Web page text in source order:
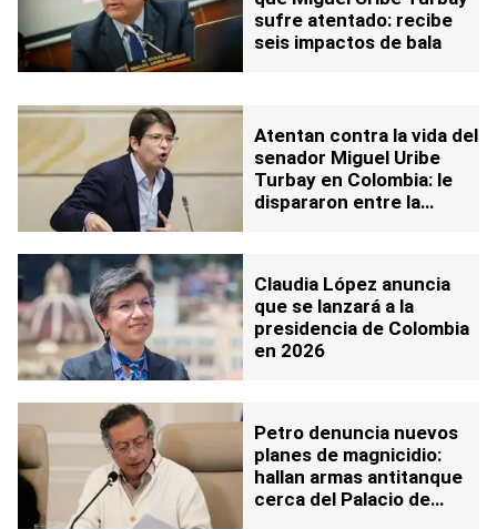
sufre atentado: recibe
seis impactos de bala
Atentan contra la vida del
senador Miguel Uribe
Turbay en Colombia: le
dispararon entre la
Claudia López anuncia
que se lanzará a la
presidencia de Colombia
en 2026
Petro denuncia nuevos
planes de magnicidio:
hallan armas antitanque
cerca del Palacio de